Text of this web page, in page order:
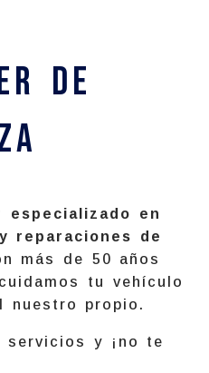
de
especializado en
reparaciones de
más de 50 años
tu vehículo
nuestro propio.
servicios y ¡no te